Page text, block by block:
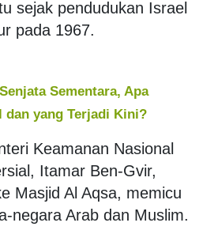
sejak pendudukan Israel
pada 1967.
Sementara, Apa
dan yang Terjadi Kini?
Keamanan Nasional
Itamar Ben-Gvir,
Masjid Al Aqsa, memicu
negara Arab dan Muslim.